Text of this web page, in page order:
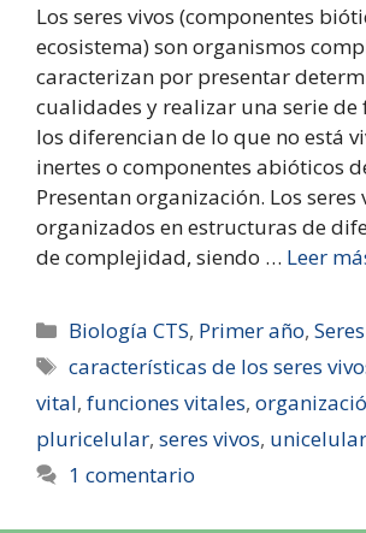
Los seres vivos (componentes
ecosistema) son organismos
caracterizan por presentar
cualidades y realizar una serie de
los diferencian de lo que no está
inertes o componentes abióticos
Presentan organización. Los seres
organizados en estructuras de
de complejidad, siendo … Leer
Biología CTS, Primer año,
características de los seres
vital, funciones vitales,
pluricelular, seres vivos, unicelular
1 comentario